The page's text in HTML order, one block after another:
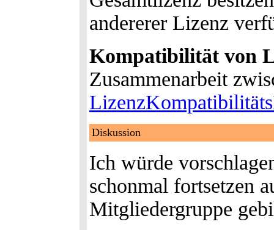
andererer Lizenz
Kompatibilität von
Zusammenarbeit
Diskussion
Ich würde
schonmal fortsetzen
Mitgliedergruppe